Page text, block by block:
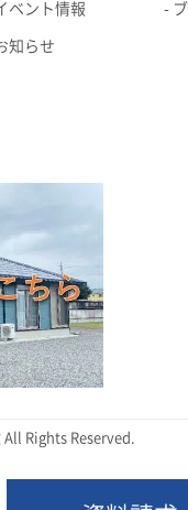
ベント情報
知らせ
Rights Reserved.